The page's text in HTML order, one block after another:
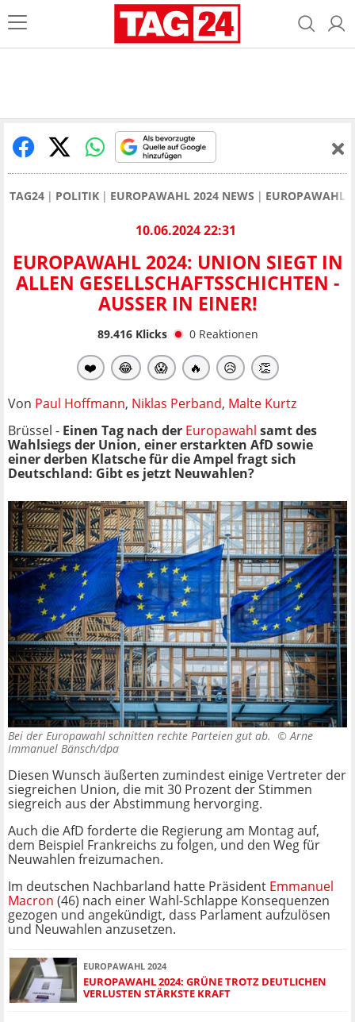
TAG24 POLITIK EUROPAWAHL 2024 NEWS EUROPAWAHL
10.06.2024 22:31
EUROPAWAHL 2024: UNION SIEGT IN
ALLEN GESELLSCHAFTSSCHICHTEN -
AUSSER IN EINER!
89.416Klicks 0 Reaktionen
❤️ 😂 😱 🔥 😥 👏
Von Paul Hoffmann, Niklas Perband, Malte Kurtz
Brüssel - Einen Tag nach der Europawahl samt des
Wahlsiegs der Union, einer erstarkten AfD sowie
einer derben Klatsche für die Ampel fragt sich
Deutschland: Gibt es jetzt Neuwahlen?
Bei der Europawahl schnitten rechte Parteien gut ab. ©Arne
Immanuel Bänsch/dpa
Diesen Wunsch äußerten zumindest einige Vertreter der
siegreichen Union, die mit 30 Prozent der Stimmen
siegreich aus der Abstimmung hervorging.
Auch die AfD forderte die Regierung am Montag auf,
dem Beispiel Frankreichs zu folgen, und den Weg für
Neuwahlen freizumachen.
Im deutschen Nachbarland hatte Präsident Emmanuel
Macron (46) nach einer Wahl-Schlappe Konsequenzen
gezogen und angekündigt, dass Parlament aufzulösen
und Neuwahlen anzusetzen.
EUROPAWAHL 2024
EUROPAWAHL 2024: GRÜNE TROTZ DEUTLICHEN
VERLUSTEN STÄRKSTE KRAFT